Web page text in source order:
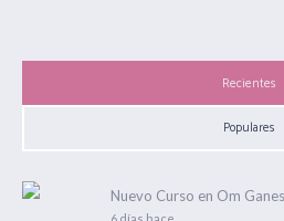
Recientes
Populares
Nuevo Curso en Om